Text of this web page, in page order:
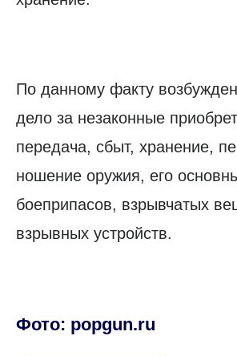
По данному факту
дело за незаконные
передача, сбыт, хранение,
ношение оружия, его
боеприпасов, взрывчатых
взрывных устройств.
Фото: popgun.ru